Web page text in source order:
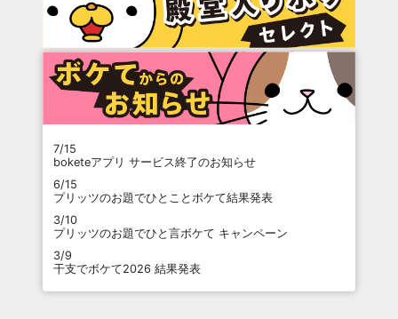
7/15
boketeアプリ サービス終了のお知らせ
6/15
プリッツのお題でひとことボケて結果発表
3/10
プリッツのお題でひと言ボケて キャンペーン
3/9
干支でボケて2026 結果発表